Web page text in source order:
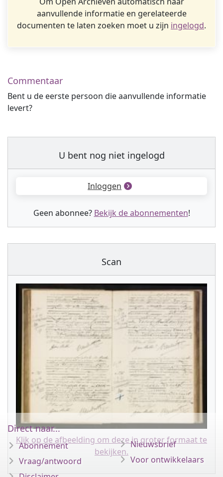
aanvullende informatie en gerelateerde
documenten te laten zoeken moet u zijn ingelogd.
Commentaar
Bent u de eerste persoon die aanvullende informatie
levert?
U bent nog niet ingelogd
Inloggen
Geen abonnee? Bekijk de abonnementen!
Scan
Klik op de afbeelding om deze in groter formaat te
bekijken.
Direct naar...
Abonnement
Vraag/antwoord
Nieuwsbrief
Voor ontwikkelaars